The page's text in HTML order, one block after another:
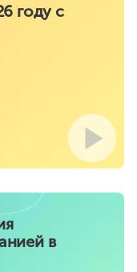
году с
в